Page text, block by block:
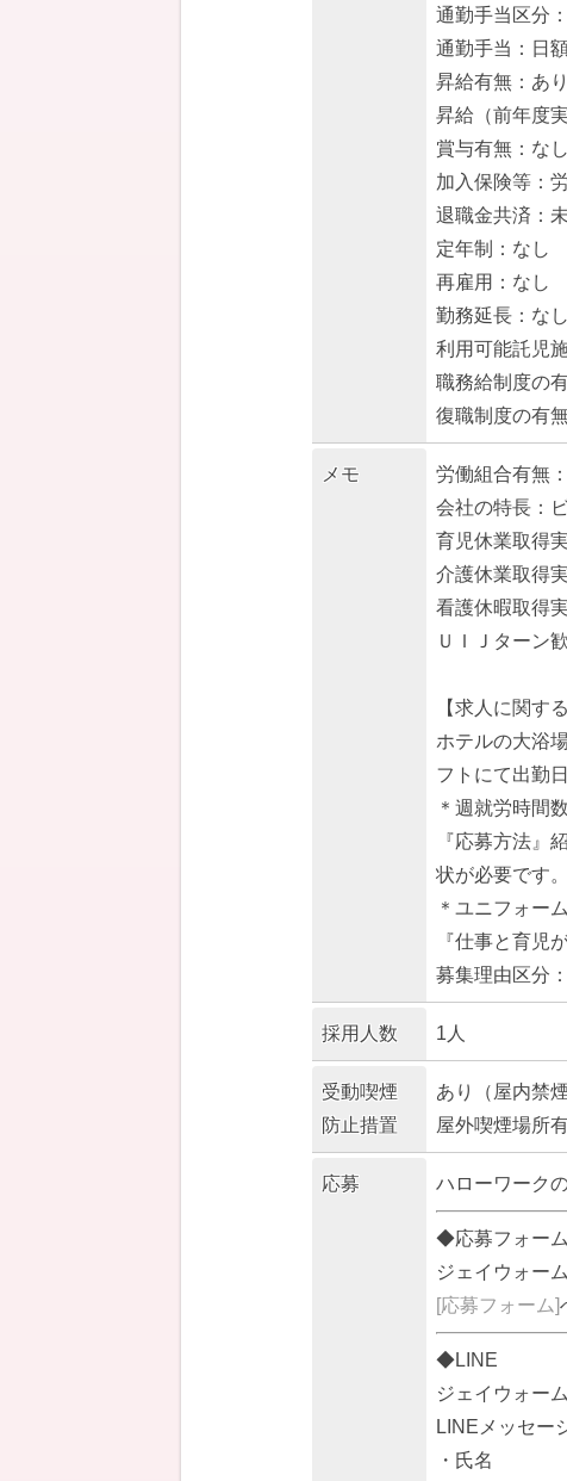
通勤手当区分
通勤手当：日
昇給有無：あり
昇給（前年度
賞与有無：なし
加入保険等：
退職金共済：
定年制：なし
再雇用：なし
勤務延長：なし
利用可能託児
職務給制度の
復職制度の有
メモ
労働組合有無
会社の特長：
育児休業取得
介護休業取得
看護休暇取得
ＵＩＪターン
【求人に関す
ホテルの大浴
フトにて出勤
＊週就労時間
『応募方法
状が必要です
＊ユニフォー
『仕事と育児
募集理由区分
採用人数 1人
受動喫煙
防止措置
あり（屋内禁煙
屋外喫煙場所
応募 ハローワーク
◆応募フォーム
ジェイウォー
[応募フォーム]
◆LINE
ジェイウォー
LINEメッセー
・氏名